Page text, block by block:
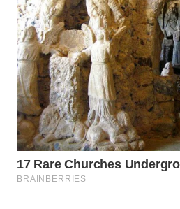
WAHANA
UMKM
WAHANA
SELEB
WAHANA
PERSONA
WAHANA